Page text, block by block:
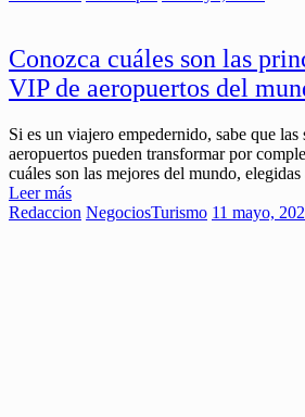
Conozca cuáles son las
VIP de aeropuertos del
Si es un viajero empedernido, sabe que las
aeropuertos pueden transformar por
cuáles son las mejores del mundo, elegidas
Leer más
Redaccion NegociosTurismo 11 mayo,